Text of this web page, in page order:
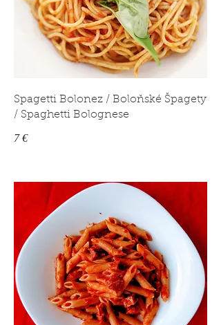
Spagetti Bolonez / Boloňské Špagety
/ Spaghetti Bolognese
7 €